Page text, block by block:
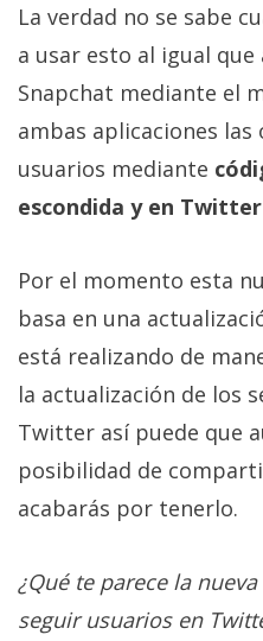
La verdad no se sabe
a usar esto al igual
Snapchat mediante el
ambas aplicaciones
usuarios mediante
escondida y en
Por el momento esta
basa en una
está realizando de
la actualización de los
Twitter así puede que
posibilidad de
acabarás por tenerlo.
¿Qué te parece la
seguir usuarios en